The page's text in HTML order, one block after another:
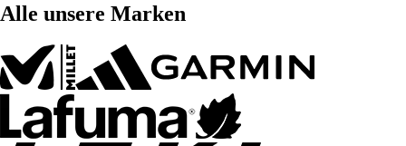
Alle unsere Marken